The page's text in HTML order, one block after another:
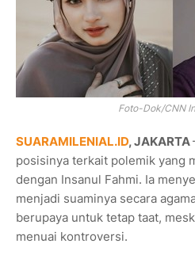
Foto-Dok/CNN
SUARAMILENIAL.ID, JAKARTA
posisinya terkait polemik yang
dengan Insanul Fahmi. Ia
menjadi suaminya secara
berupaya untuk tetap taat,
menuai kontroversi.